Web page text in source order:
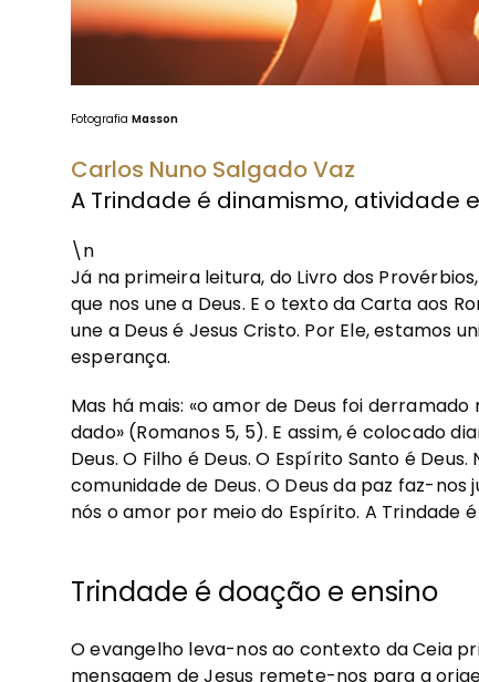
Fotografia Masson
Carlos Nuno Salgado Vaz
A Trindade é dinamismo, atividade
\n
Já na primeira leitura, do Livro dos
que nos une a Deus. E o texto da Carta aos
une a Deus é Jesus Cristo. Por Ele, estamos
esperança.
Mas há mais: «o amor de Deus foi
dado» (Romanos 5, 5). E assim, é colocado
Deus. O Filho é Deus. O Espírito Santo é
comunidade de Deus. O Deus da paz faz-
nós o amor por meio do Espírito. A Trindade
Trindade é doação e ensino
O evangelho leva-nos ao contexto da Ceia
mensagem de Jesus remete-nos para a